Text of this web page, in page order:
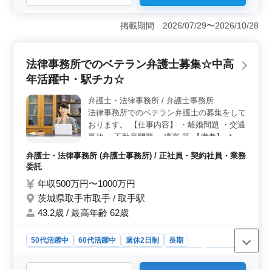
＜通勤の利便性＞ この事務所は取手駅からすぐの立地
にあり、通勤が非常に便利です。さらに、車通勤も可能
ですので、遠方からの通勤もスムーズに行えます。交通
ライフバランスが取りやすい職場です。週休2日制で土日
祝日も休めるため、プライベートの時間をしっかりと確
います。 ＜幅広い業務内容＞ 交通事故や債権回
収、契約トラブル、会社顧問など、多岐にわたる業務に
携わっていただきます。弁護士としてのスキルを幅広く
発揮でき、専門知識をさらに深めるチャンスもありま
掲載期間 2026/07/29〜2026/10/28
法律事務所でのベテラン弁護士募集☆中高
年活躍中・駅チカ☆
弁護士・法律事務所 / 弁護士事務所
法律事務所でのベテラン弁護士の募集をして
おります。 【仕事内容】 ・離婚問題 ・交通
事故 ・不動産問題 ・遺言 等 【備考】 ＊取
手駅すぐ ＊個人案件受任可能 中高年の方活
躍中です！ 今までの経験を活かせる方のご
弁護士・法律事務所 (弁護士事務所) / 正社員・契約社員・業務
委託
年収500万円〜1000万円
茨城県取手市取手 / 取手駅
43.2歳 / 最高年齢 62歳
50代活躍中 60代活躍中 週休2日制
長期
業務委託